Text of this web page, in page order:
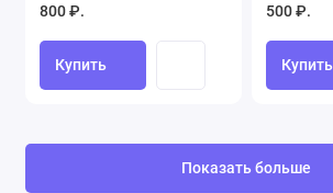
800 ₽.
Купить
500 ₽.
Купить
Показать больше